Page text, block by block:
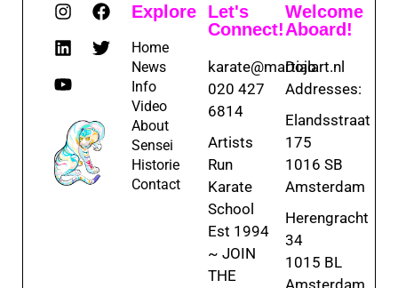
Explore
Home
News
Info
Video
About
Sensei
Historie
Contact
Let's
Connect!
karate@martialart.nl
020 427
6814
Artists
Run
Karate
School
Est 1994
~ JOIN
THE
Welcome
Aboard!
Dojo
Addresses:
Elandsstraat
175
1016 SB
Amsterdam
Herengracht
34
1015 BL
Amsterdam